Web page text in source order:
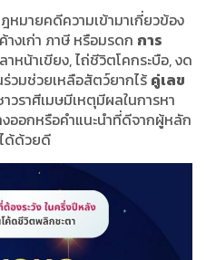
ฎหมายคดีความเข้ามาเกี่ยวข้อง
างเก่า ภาษี หรือมรดก การ
หน้าเขียง, ไถ่ชีวิตโคกระบือ, งด
วมช่วยเหลือสัตว์ยากไร้ คู่เลข
วราศีเมษมีเหตุมีผลในการหา
ออกหรือคำแนะนำที่ดีจากผู้หลัก
ด้ด้วยดี